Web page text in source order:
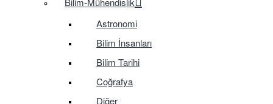
Astronomi
Bilim İnsanları
Bilim Tarihi
Coğrafya
Diğer